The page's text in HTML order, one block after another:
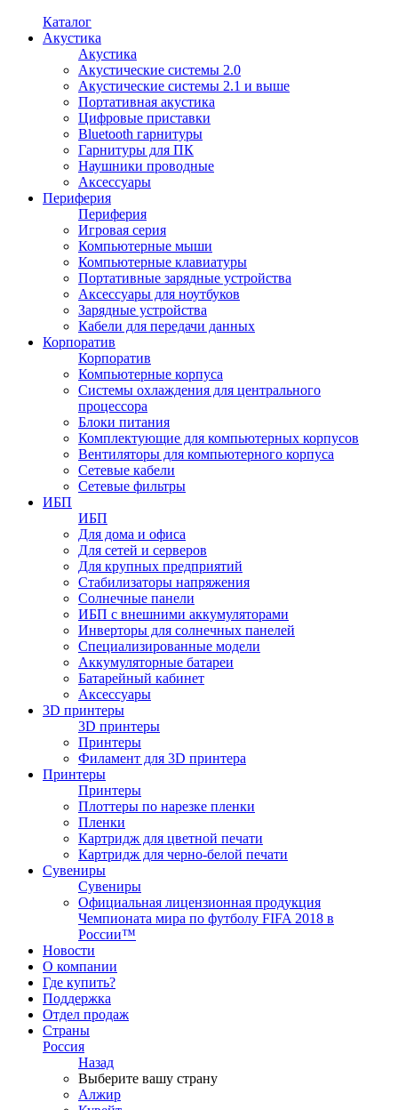
Каталог
Акустика
Акустика
Акустические системы 2.0
Акустические системы 2.1 и выше
Портативная акустика
Цифровые приставки
Bluetooth гарнитуры
Гарнитуры для ПК
Наушники проводные
Аксессуары
Периферия
Периферия
Игровая серия
Компьютерные мыши
Компьютерные клавиатуры
Портативные зарядные устройства
Аксессуары для ноутбуков
Зарядные устройства
Кабели для передачи данных
Корпоратив
Корпоратив
Компьютерные корпуса
Системы охлаждения для центрального
процессора
Блоки питания
Комплектующие для компьютерных корпусов
Вентиляторы для компьютерного корпуса
Сетевые кабели
Сетевые фильтры
ИБП
ИБП
Для дома и офиса
Для сетей и серверов
Для крупных предприятий
Стабилизаторы напряжения
Солнечные панели
ИБП с внешними аккумуляторами
Инверторы для солнечных панелей
Специализированные модели
Аккумуляторные батареи
Батарейный кабинет
Аксессуары
3D принтеры
3D принтеры
Принтеры
Филамент для 3D принтера
Принтеры
Принтеры
Плоттеры по нарезке пленки
Пленки
Картридж для цветной печати
Картридж для черно-белой печати
Сувениры
Сувениры
Официальная лицензионная продукция
Чемпионата мира по футболу FIFA 2018 в
России™
Новости
О компании
Где купить?
Поддержка
Отдел продаж
Страны
Россия
Назад
Выберите вашу страну
Алжир